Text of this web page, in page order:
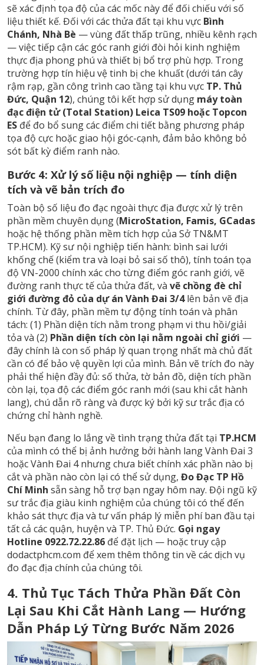
sẽ xác định tọa độ của các mốc này để đối chiếu với số
liệu thiết kế. Đối với các thửa đất tại khu vực Bình
Chánh, Nhà Bè — vùng đất thấp trũng, nhiều kênh rạch
— việc tiếp cận các góc ranh giới đòi hỏi kinh nghiệm
thực địa phong phú và thiết bị bổ trợ phù hợp. Trong
trường hợp tín hiệu vệ tinh bị che khuất (dưới tán cây
rậm rạp, gần công trình cao tầng tại khu vực TP. Thủ
Đức, Quận 12), chúng tôi kết hợp sử dụng máy toàn
đạc điện tử (Total Station) Leica TS09 hoặc Topcon
ES để đo bổ sung các điểm chi tiết bằng phương pháp
tọa độ cực hoặc giao hội góc-cạnh, đảm bảo không bỏ
sót bất kỳ điểm ranh nào.
Bước 4: Xử lý số liệu nội nghiệp — tính diện
tích và vẽ bản trích đo
Toàn bộ số liệu đo đạc ngoài thực địa được xử lý trên
phần mềm chuyên dụng (MicroStation, Famis, GCadas
hoặc hệ thống phần mềm tích hợp của Sở TN&MT
TP.HCM). Kỹ sư nội nghiệp tiến hành: bình sai lưới
khống chế (kiểm tra và loại bỏ sai số thô), tính toán tọa
độ VN-2000 chính xác cho từng điểm góc ranh giới, vẽ
đường ranh thực tế của thửa đất, và vẽ chồng đè chỉ
giới đường đỏ của dự án Vành Đai 3/4lên bản vẽ địa
chính. Từ đây, phần mềm tự động tính toán và phân
tách: (1) Phần diện tích nằm trong phạm vi thu hồi/giải
tỏa và (2) Phần diện tích còn lại nằm ngoài chỉ giới —
đây chính là con số pháp lý quan trọng nhất mà chủ đất
cần có để bảo vệ quyền lợi của mình. Bản vẽ trích đo này
phải thể hiện đầy đủ: số thửa, tờ bản đồ, diện tích phần
còn lại, tọa độ các điểm góc ranh mới (sau khi cắt hành
lang), chú dẫn rõ ràng và được ký bởi kỹ sư trắc địa có
chứng chỉ hành nghề.
Nếu bạn đang lo lắng về tình trạng thửa đất tại TP.HCM
của mình có thể bị ảnh hưởng bởi hành lang Vành Đai 3
hoặc Vành Đai 4 nhưng chưa biết chính xác phần nào bị
cắt và phần nào còn lại có thể sử dụng, Đo Đạc TP Hồ
Chí Minh sẵn sàng hỗ trợ bạn ngay hôm nay. Đội ngũ kỹ
sư trắc địa giàu kinh nghiệm của chúng tôi có thể đến
khảo sát thực địa và tư vấn pháp lý miễn phí ban đầu tại
tất cả các quận, huyện và TP. Thủ Đức. Gọi ngay
Hotline 0922.72.22.86 để đặt lịch — hoặc truy cập
dodactphcm.com để xem thêm thông tin về cácdịch vụ
đo đạc địa chính của chúng tôi.
4. Thủ Tục Tách Thửa Phần Đất Còn
Lại Sau Khi Cắt Hành Lang — Hướng
Dẫn Pháp Lý Từng Bước Năm 2026